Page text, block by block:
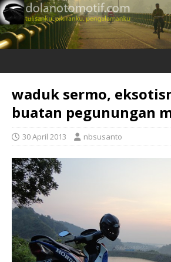
waduk sermo,
buatan pegunungan
30 April 2013 nbsusanto